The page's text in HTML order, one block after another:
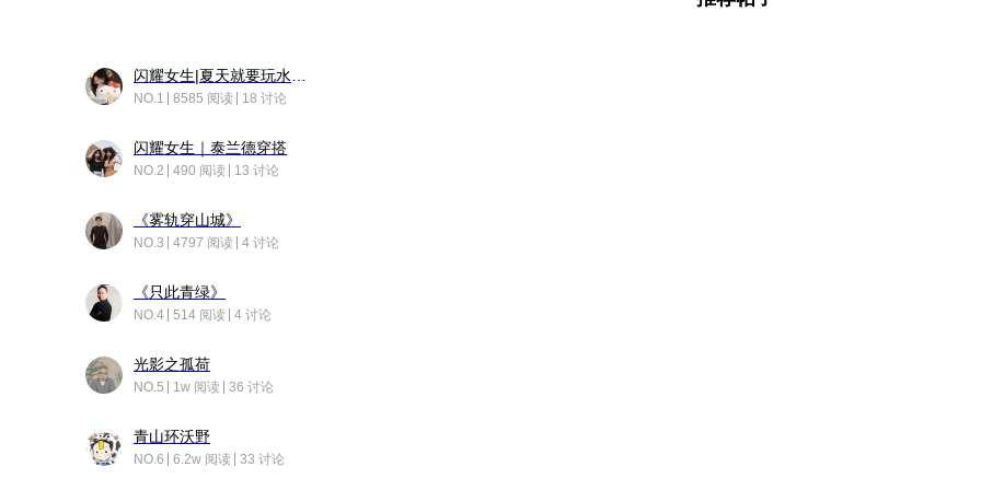
NO.1 8585 阅读 18 讨论
闪耀女生｜泰兰德穿搭
NO.2 490 阅读 13 讨论
《雾轨穿山城》
NO.3 4797 阅读 4 讨论
《只此青绿》
NO.4 514 阅读 4 讨论
光影之孤荷
NO.5 1w 阅读 36 讨论
青山环沃野
NO.6 6.2w 阅读 33 讨论